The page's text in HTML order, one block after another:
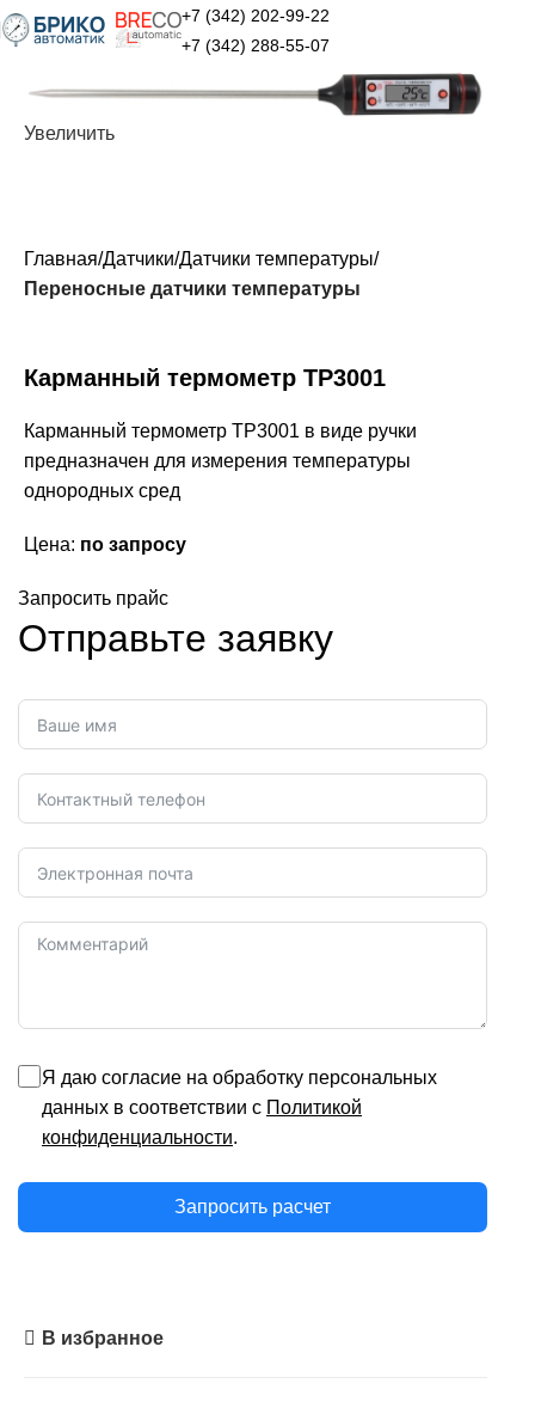
+7 (342) 202-99-22
+7 (342) 288-55-07
Увеличить
Главная Датчики Датчики температуры
Переносные датчики температуры
Карманный термометр TP3001
Карманный термометр TP3001 в виде ручки
предназначен для измерения температуры
однородных сред
Цена: по запросу
Запросить прайс
Отправьте заявку
Я даю согласие на обработку персональных
данных в соответствии с Политикой
конфиденциальности.
Запросить расчет
В избранное